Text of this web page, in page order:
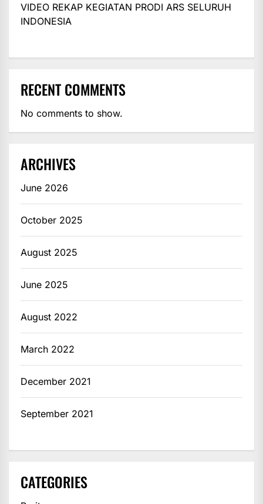
VIDEO REKAP KEGIATAN PRODI ARS SELURUH
INDONESIA
RECENT COMMENTS
No comments to show.
ARCHIVES
June 2026
October 2025
August 2025
June 2025
August 2022
March 2022
December 2021
September 2021
CATEGORIES